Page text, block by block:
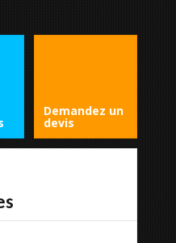
Demandez un
devis